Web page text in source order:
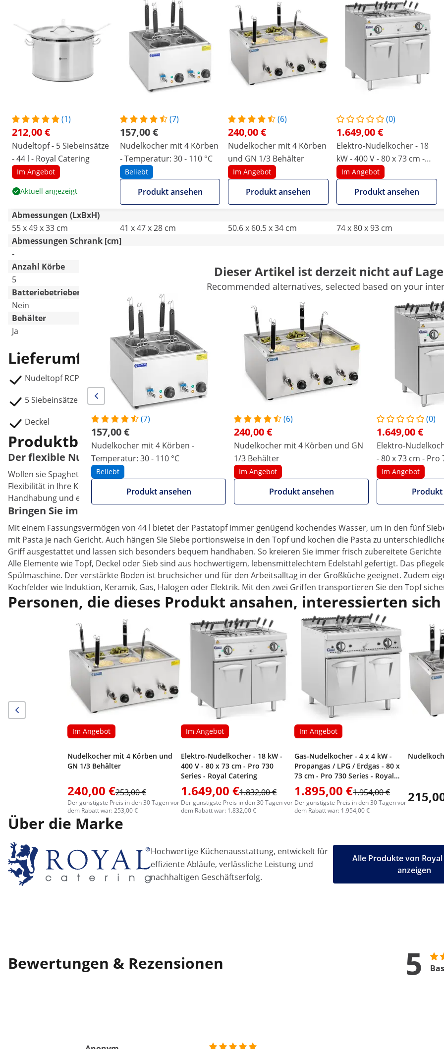
(1)
212,00 €
Nudeltopf - 5 Siebeinsätze
- 44 l - Royal Catering
Im Angebot
Aktuell angezeigt
(7)
157,00 €
Nudelkocher mit 4 Körben
- Temperatur: 30 - 110 °C
Beliebt
Produkt ansehen
(6)
240,00 €
Nudelkocher mit 4 Körben
und GN 1/3 Behälter
Im Angebot
Produkt ansehen
(0)
1.649,00 €
Elektro-Nudelkocher - 18
kW - 400 V - 80 x 73 cm -
Pro 730 Series - Royal
Catering
Im Angebot
Produkt ansehen
Abmessungen (LxBxH)
55 x 49 x 33 cm
41 x 47 x 28 cm 50.6 x 60.5 x 34 cm 74 x 80 x 93 cm
Abmessungen Schrank [cm]
-
Anzahl Körbe
5
4 6
Batteriebetrieben
Nein
Behälter
Ja
Nein -
Weitere Merkmale vergleichen
Lieferumfang
Nudeltopf RCPP-450-3
5 Siebeinsätze
Deckel
Dieser Artikel ist derzeit nicht auf
Recommended alternatives, selected based on your
(7)
157,00 €
Nudelkocher mit 4 Körben -
Temperatur: 30 - 110 °C
Beliebt
Produkt ansehen
(6)
240,00 €
Nudelkocher mit 4 Körben und GN
1/3 Behälter
Im Angebot
Produkt ansehen
(0)
1.649,00 €
Elektro-
- 80 x 73 cm - Pro
Catering
Im Angebot
Produkt
Produktbeschreibung
Der flexible Nudeltopf für noch mehr Pastagenuss
Wollen sie Spaghetti, Tagliatelle oder Fusilli kochen? Warum nicht alles auf einmal, ganz nach den Wünschen Ihrer
Flexibilität in Ihre Küche. Nutzen Sie den Nudeltopf mit Siebeinsätzen, um bissfertige Pasta in wenigen Minuten zu
Handhabung und entspricht in der Ausführung wie Größe den Anforderungen in der Gastronomie.
Bringen Sie im Pastatopf Nudeln mit bis zu fünf Siebeinsätzen zum Kochen!
Mit einem Fassungsvermögen von 44 l bietet der Pastatopf immer genügend kochendes Wasser, um in den fünf
mit Pasta je nach Gericht. Auch hängen Sie Siebe portionsweise in den Topf und kochen die Pasta zu
Griff ausgestattet und lassen sich besonders bequem handhaben. So kreieren Sie immer frisch zubereitete
Alle Elemente wie Topf, Deckel oder Sieb sind aus hochwertigem, lebensmittelechtem Edelstahl gefertigt. Das
Spülmaschine. Der verstärkte Boden ist bruchsicher und für den Arbeitsalltag in der Großküche geeignet. Zudem
Kochfelder wie Induktion, Keramik, Gas, Halogen oder Elektrik. Mit den zwei Griffen transportieren Sie den Topf
Personen, die dieses Produkt ansahen, interessierten
Im Angebot
Nudelkocher mit 4 Körben und
GN 1/3 Behälter
240,00 €253,00 €
Der günstigste Preis in den 30 Tagen vor
dem Rabatt war: 253,00 €
Im Angebot
Elektro-Nudelkocher - 18 kW -
400 V - 80 x 73 cm - Pro 730
Series - Royal Catering
1.649,00 €1.832,00 €
Der günstigste Preis in den 30 Tagen vor
dem Rabatt war: 1.832,00 €
Im Angebot
Gas-Nudelkocher - 4 x 4 kW -
Propangas / LPG / Erdgas - 80 x
73 cm - Pro 730 Series - Royal
Catering
1.895,00 €1.954,00 €
Der günstigste Preis in den 30 Tagen vor
dem Rabatt war: 1.954,00 €
Über die Marke
Hochwertige Küchenausstattung, entwickelt für
effiziente Abläufe, verlässliche Leistung und
nachhaltigen Geschäftserfolg.
Alle Produkte von
anzeigen
Bewertungen & Rezensionen 5